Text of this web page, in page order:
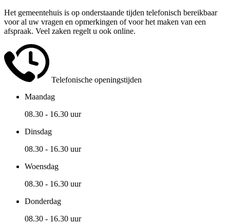
Het gemeentehuis is op onderstaande tijden telefonisch bereikbaar
voor al uw vragen en opmerkingen of voor het maken van een
afspraak. Veel zaken regelt u ook online.
Telefonische openingstijden
Maandag
08.30 - 16.30 uur
Dinsdag
08.30 - 16.30 uur
Woensdag
08.30 - 16.30 uur
Donderdag
08.30 - 16.30 uur